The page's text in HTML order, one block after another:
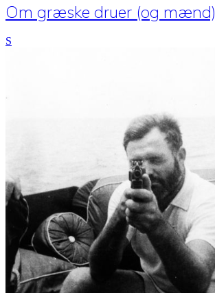
Om græske druer (og mænd)
S